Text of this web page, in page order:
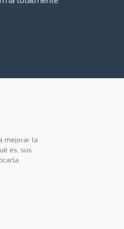
mejorar la
es, sus